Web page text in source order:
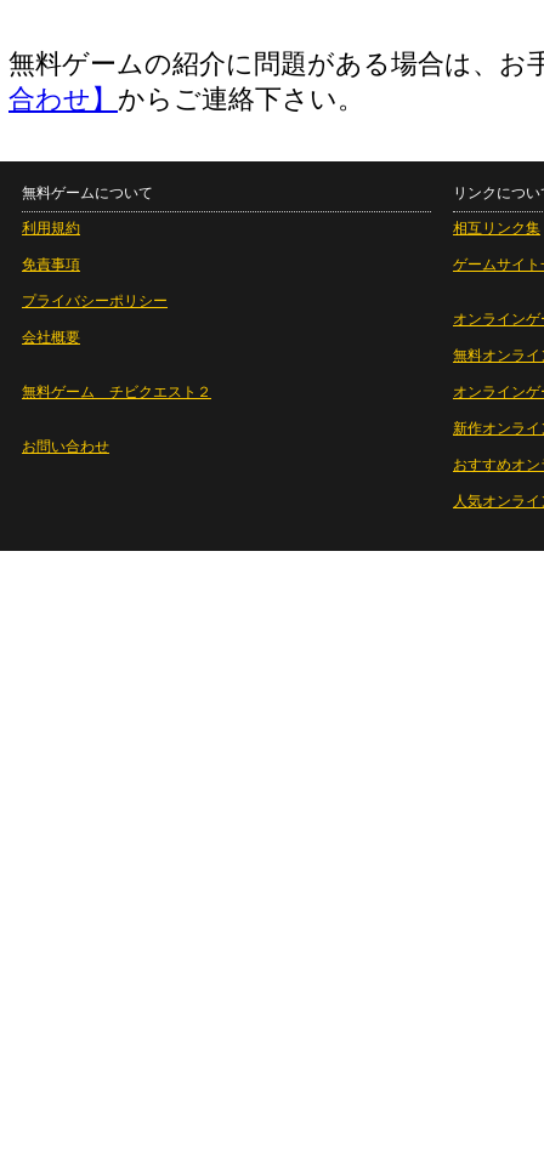
無料ゲームの紹介に問題がある場合は、お
合わせ】 からご連絡下さい。
無料ゲームについて
利用規約
免責事項
プライバシーポリシー
会社概要
無料ゲーム チビクエスト２
お問い合わせ
リンクについ
相互リンク集
ゲームサイト
オンラインゲ
無料オンライ
オンライン
新作オンライ
おすすめオ
人気オンラ